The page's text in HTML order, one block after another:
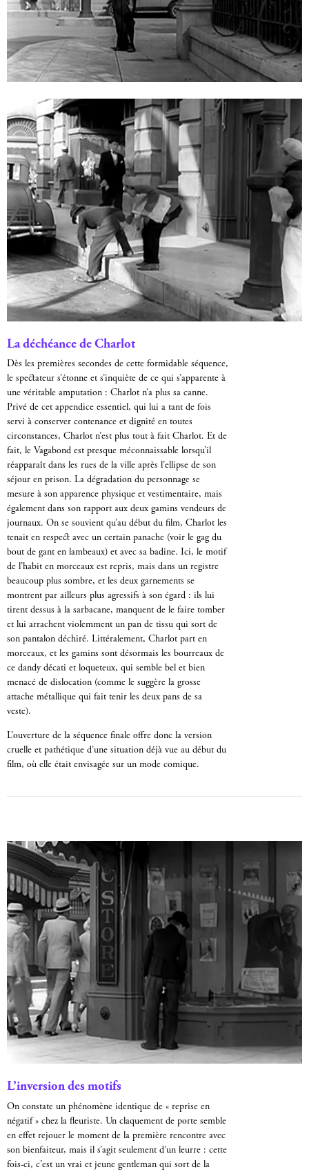
La déchéance de Charlot
Dès les premières secondes de cette formidable séquence,
le spectateur s’étonne et s’inquiète de ce qui s’apparente à
une véritable amputation : Charlot n’a plus sa canne.
Privé de cet appendice essentiel, qui lui a tant de fois
servi à conserver contenance et dignité en toutes
circonstances, Charlot n’est plus tout à fait Charlot. Et de
fait, le Vagabond est presque méconnaissable lorsqu’il
réapparaît dans les rues de la ville après l’ellipse de son
séjour en prison. La dégradation du personnage se
mesure à son apparence physique et vestimentaire, mais
également dans son rapport aux deux gamins vendeurs de
journaux. On se souvient qu’au début du film, Charlot les
tenait en respect avec un certain panache (voir le gag du
bout de gant en lambeaux) et avec sa badine. Ici, le motif
de l’habit en morceaux est repris, mais dans un registre
beaucoup plus sombre, et les deux garnements se
montrent par ailleurs plus agressifs à son égard : ils lui
tirent dessus à la sarbacane, manquent de le faire tomber
et lui arrachent violemment un pan de tissu qui sort de
son pantalon déchiré. Littéralement, Charlot part en
morceaux, et les gamins sont désormais les bourreaux de
ce dandy décati et loqueteux, qui semble bel et bien
menacé de dislocation (comme le suggère la grosse
attache métallique qui fait tenir les deux pans de sa
veste).
L’ouverture de la séquence finale offre donc la version
cruelle et pathétique d’une situation déjà vue au début du
film, où elle était envisagée sur un mode comique.
L’inversion des motifs
On constate un phénomène identique de « reprise en
négatif » chez la fleuriste. Un claquement de porte semble
en effet rejouer le moment de la première rencontre avec
son bienfaiteur, mais il s’agit seulement d’un leurre : cette
fois-ci, c’est un vrai et jeune gentleman qui sort de la